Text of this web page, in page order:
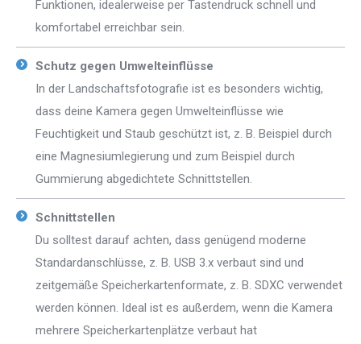
Funktionen, idealerweise per Tastendruck schnell und
komfortabel erreichbar sein.
Schutz gegen Umwelteinflüsse
In der Landschaftsfotografie ist es besonders wichtig,
dass deine Kamera gegen Umwelteinflüsse wie
Feuchtigkeit und Staub geschützt ist, z. B. Beispiel durch
eine Magnesiumlegierung und zum Beispiel durch
Gummierung abgedichtete Schnittstellen.
Schnittstellen
Du solltest darauf achten, dass genügend moderne
Standardanschlüsse, z. B. USB 3.x verbaut sind und
zeitgemäße Speicherkartenformate, z. B. SDXC verwendet
werden können. Ideal ist es außerdem, wenn die Kamera
mehrere Speicherkartenplätze verbaut hat